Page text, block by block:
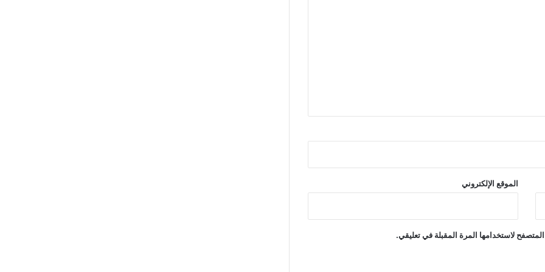
الموقع الإلكتروني
لاستخدامها المرة المقبلة في تعليقي.